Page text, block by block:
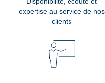
Disponibilité, écoute et
expertise au service de nos
clients